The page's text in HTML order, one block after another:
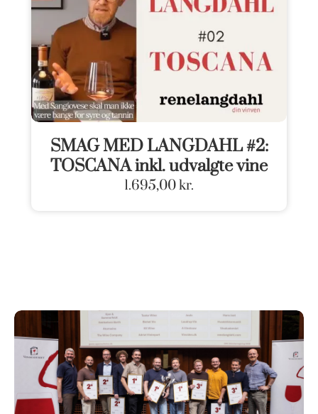
SMAG MED LANGDAHL #2:
TOSCANA inkl. udvalgte vine
1.695,00kr.